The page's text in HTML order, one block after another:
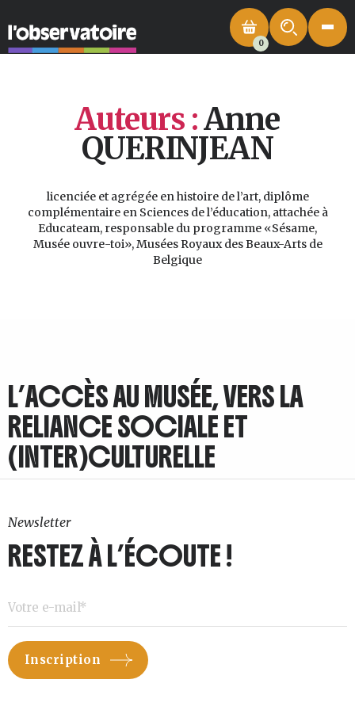
0
Auteurs :Anne
QUERINJEAN
licenciée et agrégée en histoire de l’art, diplôme
complémentaire en Sciences de l’éducation, attachée à
Educateam, responsable du programme «Sésame,
Musée ouvre-toi», Musées Royaux des Beaux-Arts de
Belgique
L’ACCÈS AU MUSÉE, VERS LA
RELIANCE SOCIALE ET
(INTER)CULTURELLE
Newsletter
RESTEZ À L’ÉCOUTE !